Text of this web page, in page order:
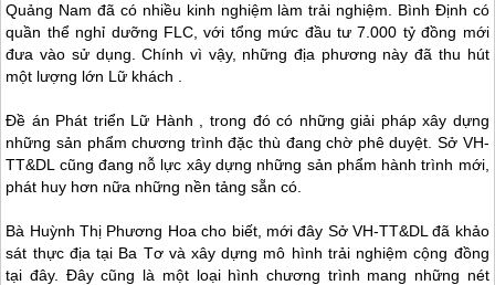
Quảng Nam đã có nhiều kinh nghiệm làm trải nghiệm. Bình Định có
quần thể nghỉ dưỡng FLC, với tổng mức đầu tư 7.000 tỷ đồng mới
đưa vào sử dụng. Chính vì vậy, những địa phương này đã thu hút
một lượng lớn Lữ khách .
Đề án Phát triển Lữ Hành , trong đó có những giải pháp xây dựng
những sản phẩm chương trình đặc thù đang chờ phê duyệt. Sở VH-
TT&DL cũng đang nỗ lực xây dựng những sản phẩm hành trình mới,
phát huy hơn nữa những nền tảng sẵn có.
Bà Huỳnh Thị Phương Hoa cho biết, mới đây Sở VH-TT&DL đã khảo
sát thực địa tại Ba Tơ và xây dựng mô hình trải nghiệm cộng đồng
tại đây. Đây cũng là một loại hình chương trình mang những nét